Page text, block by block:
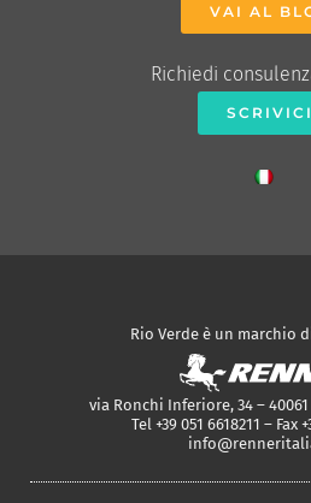
VAI AL
Richiedi
SCRIVICI
Rio Verde è un marchio
via Ronchi Inferiore, 34 –
Tel +39 051 6618211 – Fax